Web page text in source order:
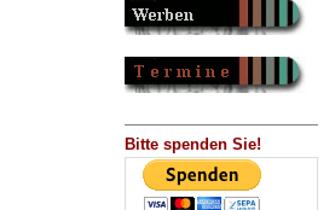
Bitte spenden Sie!